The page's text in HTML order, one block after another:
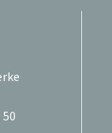
50